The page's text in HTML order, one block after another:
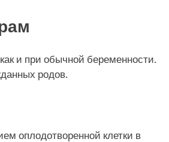
и при обычной беременности.
родов.
оплодотворенной клетки в